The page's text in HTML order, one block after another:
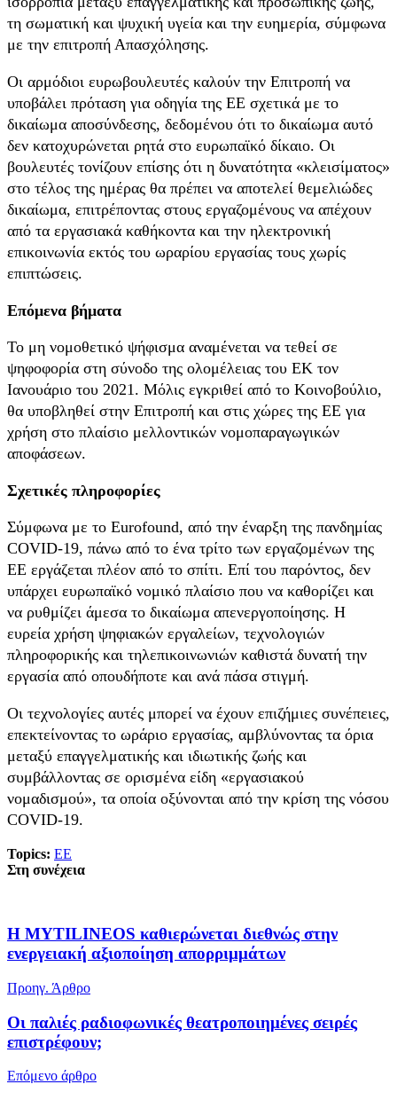
τη σωματική και ψυχική υγεία και την ευημερία, σύμφωνα
με την επιτροπή Απασχόλησης.
Οι αρμόδιοι ευρωβουλευτές καλούν την Επιτροπή να
υποβάλει πρόταση για οδηγία της ΕΕ σχετικά με το
δικαίωμα αποσύνδεσης, δεδομένου ότι το δικαίωμα αυτό
δεν κατοχυρώνεται ρητά στο ευρωπαϊκό δίκαιο. Οι
βουλευτές τονίζουν επίσης ότι η δυνατότητα «κλεισίματος»
στο τέλος της ημέρας θα πρέπει να αποτελεί θεμελιώδες
δικαίωμα, επιτρέποντας στους εργαζομένους να απέχουν
από τα εργασιακά καθήκοντα και την ηλεκτρονική
επικοινωνία εκτός του ωραρίου εργασίας τους χωρίς
επιπτώσεις.
Επόμενα βήματα
Το μη νομοθετικό ψήφισμα αναμένεται να τεθεί σε
ψηφοφορία στη σύνοδο της ολομέλειας του ΕΚ τον
Ιανουάριο του 2021. Μόλις εγκριθεί από το Κοινοβούλιο,
θα υποβληθεί στην Επιτροπή και στις χώρες της ΕΕ για
χρήση στο πλαίσιο μελλοντικών νομοπαραγωγικών
αποφάσεων.
Σχετικές πληροφορίες
Σύμφωνα με το Eurofound, από την έναρξη της πανδημίας
COVID-19, πάνω από το ένα τρίτο των εργαζομένων της
ΕΕ εργάζεται πλέον από το σπίτι. Επί του παρόντος, δεν
υπάρχει ευρωπαϊκό νομικό πλαίσιο που να καθορίζει και
να ρυθμίζει άμεσα το δικαίωμα απενεργοποίησης. Η
ευρεία χρήση ψηφιακών εργαλείων, τεχνολογιών
πληροφορικής και τηλεπικοινωνιών καθιστά δυνατή την
εργασία από οπουδήποτε και ανά πάσα στιγμή.
Οι τεχνολογίες αυτές μπορεί να έχουν επιζήμιες συνέπειες,
επεκτείνοντας το ωράριο εργασίας, αμβλύνοντας τα όρια
μεταξύ επαγγελματικής και ιδιωτικής ζωής και
συμβάλλοντας σε ορισμένα είδη «εργασιακού
νομαδισμού», τα οποία οξύνονται από την κρίση της νόσου
COVID-19.
Topics: ΕΕ
Στη συνέχεια
Η MYTILINEOS καθιερώνεται διεθνώς στην
ενεργειακή αξιοποίηση απορριμμάτων
Προηγ. Άρθρο
Οι παλιές ραδιοφωνικές θεατροποιημένες σειρές
επιστρέφουν;
Επόμενο άρθρο